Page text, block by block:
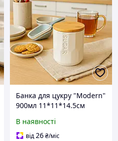
Банка для цукру "Modern"
900мл 11*11*14.5см
В наявності
від26₴/міс